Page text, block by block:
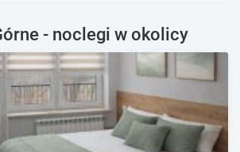
- noclegi w okolicy